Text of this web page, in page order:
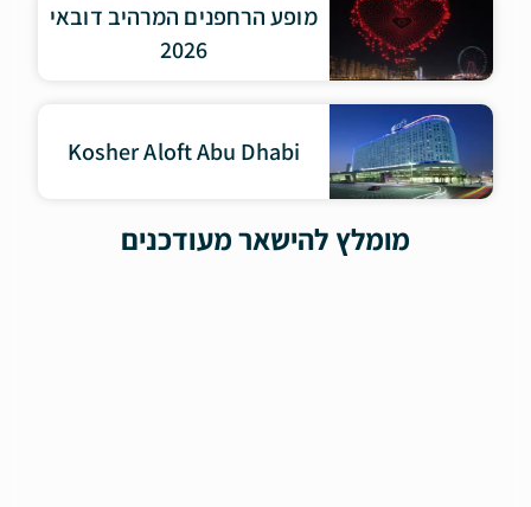
מופע הרחפנים המרהיב דובאי
2026
Kosher Aloft Abu Dhabi
מומלץ להישאר מעודכנים